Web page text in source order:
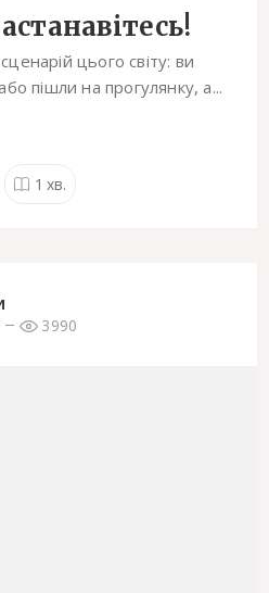
цього світу: ви
пішли на прогулянку, а...
1 хв.
3990